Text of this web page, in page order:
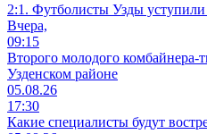
2:1. Футболисты Узды
Вчера,
09:15
Второго молодого комбайнера-
Узденском районе
05.08.26
17:30
Какие специалисты будут